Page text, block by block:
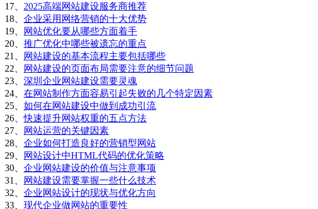
17、 2025高端网站建设服务商推荐
18、 企业采用网络营销的十大优势
19、
网站优化要从哪些方面着手
20、 推广优化中哪些被遗忘的重点
21、
网站建设的基本流程主要包括哪些
22、
网站建设的页面布局需要注意的细节问题
23、 深圳企业网站建设需要灵魂
24、 在网站制作方面容易引起失败的几个特定因素
25、 如何在网站建设中做到成功引流
26、快速提升网站权重的五点方法
27、
网站运营的关键因素
28、 企业如何打造良好的营销型网站
29、
网站设计中HTML代码的优化策略
30、 企业网站建设的价值与注意事项
31、
网站建设需要掌握一些什么技术
32、 企业网站设计的现状与优化方向
33、 现代企业做网站的重要性